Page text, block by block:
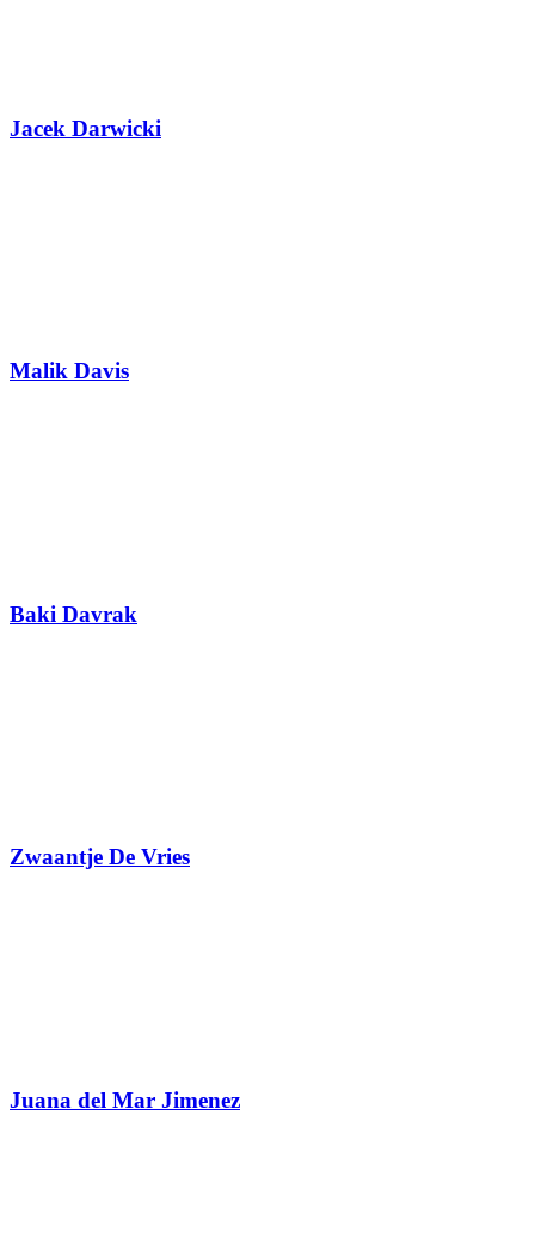
Jacek Darwicki
Malik Davis
Baki Davrak
Zwaantje De Vries
Juana del Mar Jimenez